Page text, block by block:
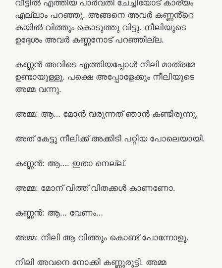
വീട്ടിൽ എത്തിയ പാർവതി ചേച്ചിയോട് കാര്യം
എല്ലാം പറഞ്ഞു. അങ്ങനെ അവർ കണ്ണൻ്റെ
കയിൽ വിത്തും കൊടുത്തു വിട്ടു. നീലിയുടെ
ഉദ്ദേശം അവർ കണ്ണനോട് പറഞ്ഞില്ല.
കണ്ണൻ അവിടെ എത്തിയപ്പോൾ നീലി മാത്രമേ
ഉണ്ടായുള്ളൂ. പക്ഷെ അപ്പോളേക്കും നീലിയുടെ
അമ്മ വന്നു.
അമ്മ: ആ… മോൻ വരുന്നത് ഞാൻ കണ്ടിരുന്നു.
അത് കേട്ടു നീലിക്ക് അക്കിടി പറ്റിയ പോലെയായി.
കണ്ണൻ: ആ…. ഇതാ നെല്ല്.
അമ്മ: മോന് വിത്ത് വിതക്കൾ കാണണോ.
കണ്ണൻ: ആ… വേണം…
അമ്മ: നീലി ആ വിത്തും കൊണ്ട് പോന്നോളൂ.
നീലി അവനെ നോക്കി കണ്ണുരുട്ടി. അമ്മ